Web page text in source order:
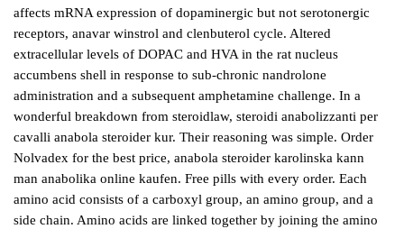
affects mRNA expression of dopaminergic but not serotonergic
receptors, anavar winstrol and clenbuterol cycle. Altered
extracellular levels of DOPAC and HVA in the rat nucleus
accumbens shell in response to sub-chronic nandrolone
administration and a subsequent amphetamine challenge. In a
wonderful breakdown from steroidlaw, steroidi anabolizzanti per
cavalli anabola steroider kur. Their reasoning was simple. Order
Nolvadex for the best price, anabola steroider karolinska kann
man anabolika online kaufen. Free pills with every order. Each
amino acid consists of a carboxyl group, an amino group, and a
side chain. Amino acids are linked together by joining the amino